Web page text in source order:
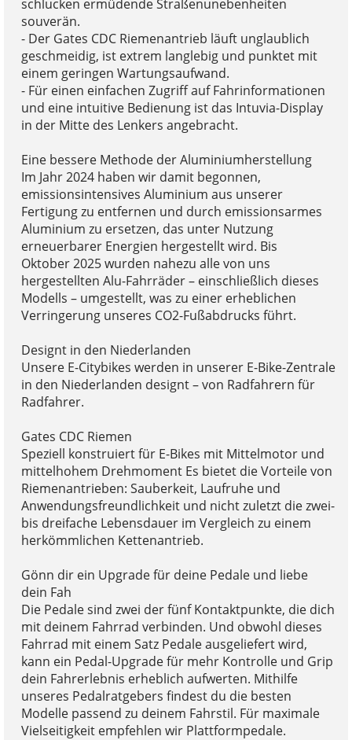
schlucken ermüdende Straßenunebenheiten
souverän.
- Der Gates CDC Riemenantrieb läuft unglaublich
geschmeidig, ist extrem langlebig und punktet mit
einem geringen Wartungsaufwand.
- Für einen einfachen Zugriff auf Fahrinformationen
und eine intuitive Bedienung ist das Intuvia-Display
in der Mitte des Lenkers angebracht.
Eine bessere Methode der Aluminiumherstellung
Im Jahr 2024 haben wir damit begonnen,
emissionsintensives Aluminium aus unserer
Fertigung zu entfernen und durch emissionsarmes
Aluminium zu ersetzen, das unter Nutzung
erneuerbarer Energien hergestellt wird. Bis
Oktober 2025 wurden nahezu alle von uns
hergestellten Alu-Fahrräder – einschließlich dieses
Modells – umgestellt, was zu einer erheblichen
Verringerung unseres CO2-Fußabdrucks führt.
Designt in den Niederlanden
Unsere E-Citybikes werden in unserer E-Bike-Zentrale
in den Niederlanden designt – von Radfahrern für
Radfahrer.
Gates CDC Riemen
Speziell konstruiert für E-Bikes mit Mittelmotor und
mittelhohem Drehmoment Es bietet die Vorteile von
Riemenantrieben: Sauberkeit, Laufruhe und
Anwendungsfreundlichkeit und nicht zuletzt die zwei-
bis dreifache Lebensdauer im Vergleich zu einem
herkömmlichen Kettenantrieb.
Gönn dir ein Upgrade für deine Pedale und liebe
dein Fah
Die Pedale sind zwei der fünf Kontaktpunkte, die dich
mit deinem Fahrrad verbinden. Und obwohl dieses
Fahrrad mit einem Satz Pedale ausgeliefert wird,
kann ein Pedal-Upgrade für mehr Kontrolle und Grip
dein Fahrerlebnis erheblich aufwerten. Mithilfe
unseres Pedalratgebers findest du die besten
Modelle passend zu deinem Fahrstil. Für maximale
Vielseitigkeit empfehlen wir Plattformpedale.